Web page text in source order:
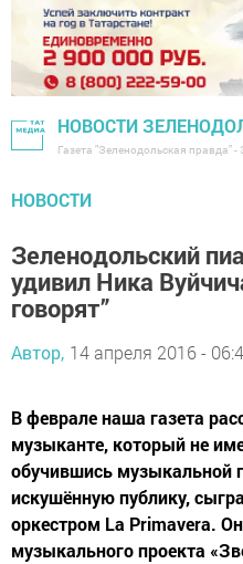
НОВОСТИ
Газета "Зеленодольская правда"
НОВОСТИ
Зеленодольский
удивил Ника
говорят”
Автор, 14 апреля 2016 -
В феврале наша газета
музыканте, который не
обучившись музыкальной
искушённую публику,
оркестром La Primavera.
музыкального проекта